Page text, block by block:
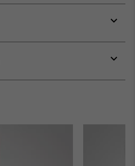
or
or
or